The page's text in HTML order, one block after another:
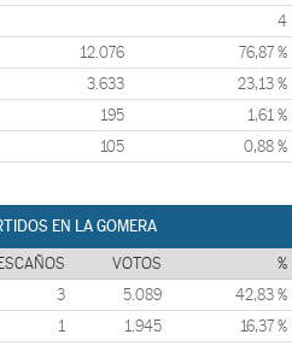
4
12.076 76,87 %
3.633 23,13 %
195 1,61 %
105 0,88 %
EN LA GOMERA
ESCAÑOS VOTOS %
3 5.089 42,83 %
1 1.945 16,37 %